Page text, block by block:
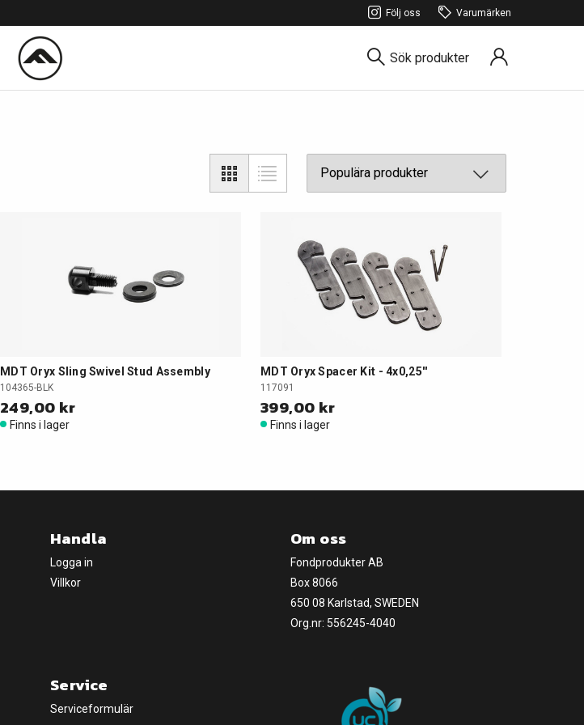
Följ oss Varumärken
Sök produkter
MDT Oryx Sling Swivel Stud Assembly
104365-BLK
249,00 kr
Finns i lager
MDT Oryx Spacer Kit - 4x0,25''
117091
399,00 kr
Finns i lager
Handla
Logga in
Villkor
Om oss
Fondprodukter AB
Box 8066
650 08 Karlstad, SWEDEN
Org.nr: 556245-4040
Service
Serviceformulär